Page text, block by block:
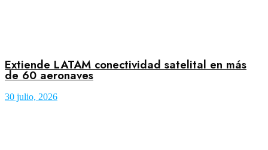
Extiende LATAM conectividad satelital en más
de 60 aeronaves
30 julio, 2026